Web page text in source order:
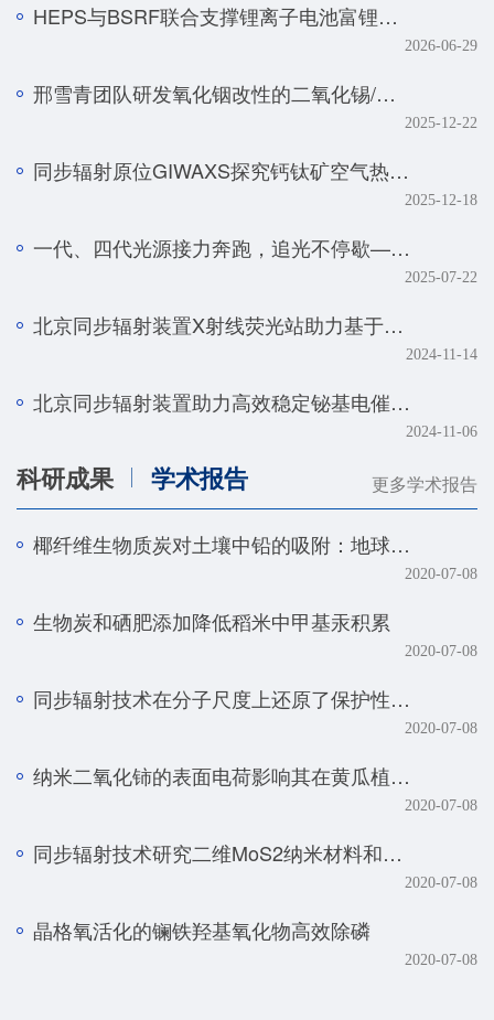
HEPS与BSRF联合支撑锂离子电池富锂正极快速化成机制研究
2026-06-29
邢雪青团队研发氧化铟改性的二氧化锡/石墨烯复合催化剂——实现强酸体系下工业级电流密度的高效二氧化碳-甲酸转化
2025-12-22
同步辐射原位GIWAXS探究钙钛矿空气热处理的降解机制
2025-12-18
一代、四代光源接力奔跑，追光不停歇——BSRF第二十九届用户学术年会暨HEPS用户研讨会顺利召开
2025-07-22
北京同步辐射装置X射线荧光站助力基于人工智能技术的金属组学研究取得系列进展
2024-11-14
北京同步辐射装置助力高效稳定铋基电催化剂研究取得新进展
2024-11-06
科研成果 学术报告 更多学术报告
椰纤维生物质炭对土壤中铅的吸附：地球化学和光谱学研究
2020-07-08
生物炭和硒肥添加降低稻米中甲基汞积累
2020-07-08
同步辐射技术在分子尺度上还原了保护性耕作土壤磷元素的真实赋存形态
2020-07-08
纳米二氧化铈的表面电荷影响其在黄瓜植株中的转化、转运及毒性
2020-07-08
同步辐射技术研究二维MoS2纳米材料和生物体的相互作用规律
2020-07-08
晶格氧活化的镧铁羟基氧化物高效除磷
2020-07-08